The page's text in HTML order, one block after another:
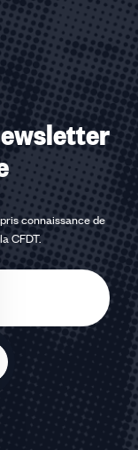
le
connaissance de
CFDT.